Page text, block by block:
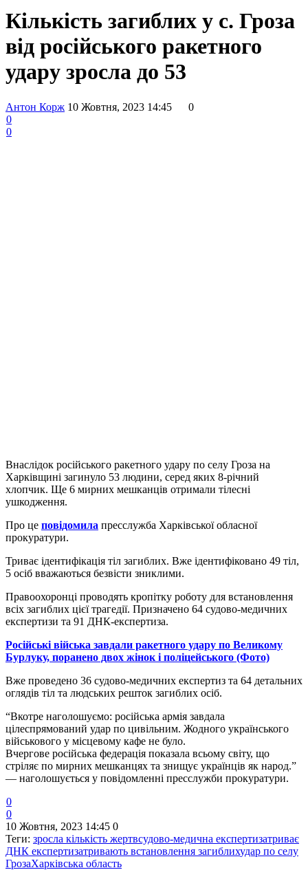
Кількість загиблих у с. Гроза
від російського ракетного
удару зросла до 53
Антон Корж 10 Жовтня, 2023 14:45
0
0
0
Внаслідок російського ракетного удару по селу Гроза на
Харківщині загинуло 53 людини, серед яких 8-річний
хлопчик. Ще 6 мирних мешканців отримали тілесні
ушкодження.
Про це повідомила пресслужба Харківської обласної
прокуратури.
Триває ідентифікація тіл загиблих. Вже ідентифіковано 49 тіл,
5 осіб вважаються безвісти зниклими.
Правоохоронці проводять кропітку роботу для встановлення
всіх загиблих цієї трагедії. Призначено 64 судово-медичних
експертизи та 91 ДНК-експертиза.
Російські війська завдали ракетного удару по Великому
Бурлуку, поранено двох жінок і поліцейського (Фото)
Вже проведено 36 судово-медичних експертиз та 64 детальних
оглядів тіл та людських решток загиблих осіб.
“Вкотре наголошуємо: російська армія завдала
цілеспрямований удар по цивільним. Жодного українського
військового у місцевому кафе не було.
Вчергове російська федерація показала всьому світу, що
стріляє по мирних мешканцях та знищує українців як народ.”
— наголошується у повідомленні пресслужби прокуратури.
0
0
10 Жовтня, 2023 14:45 0
Теги: зросла кількість жертвсудово-медична експертизатриває
ДНК експертизатривають встановлення загиблихудар по селу
ГрозаХарківська область